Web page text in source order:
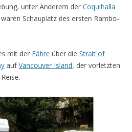
unter Anderem der Coquihalla
Schauplatz des ersten Rambo-
mit der Fähre über die Strait of
aufVancouver Island, der vorletzten